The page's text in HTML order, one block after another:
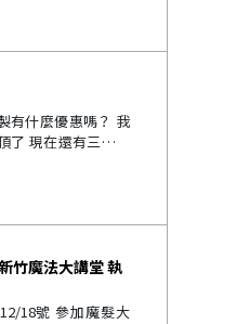
有什麼優惠嗎？ 我
了 現在還有三個月
折優惠嗎？..
竹魔法大講堂 執
18號 參加魔髮大